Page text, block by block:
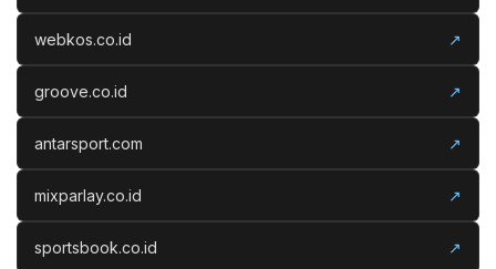
webkos.co.id ↗
groove.co.id ↗
antarsport.com ↗
mixparlay.co.id ↗
sportsbook.co.id ↗